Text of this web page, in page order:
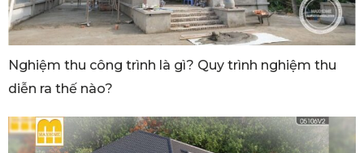
Nghiệm thu công trình là gì? Quy trình nghiệm thu
diễn ra thế nào?